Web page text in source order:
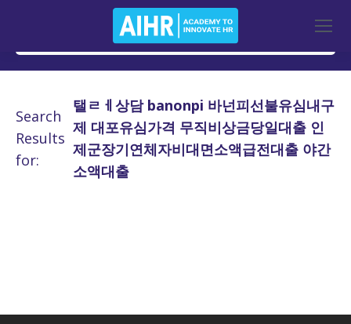
Search
Results
for:
탤ㄹㅔ상담 banonpi 바넌피선불유심내구
제 대포유심가격 무직비상금당일대출 인
제군장기연체자비대면소액급전대출 야간
소액대출